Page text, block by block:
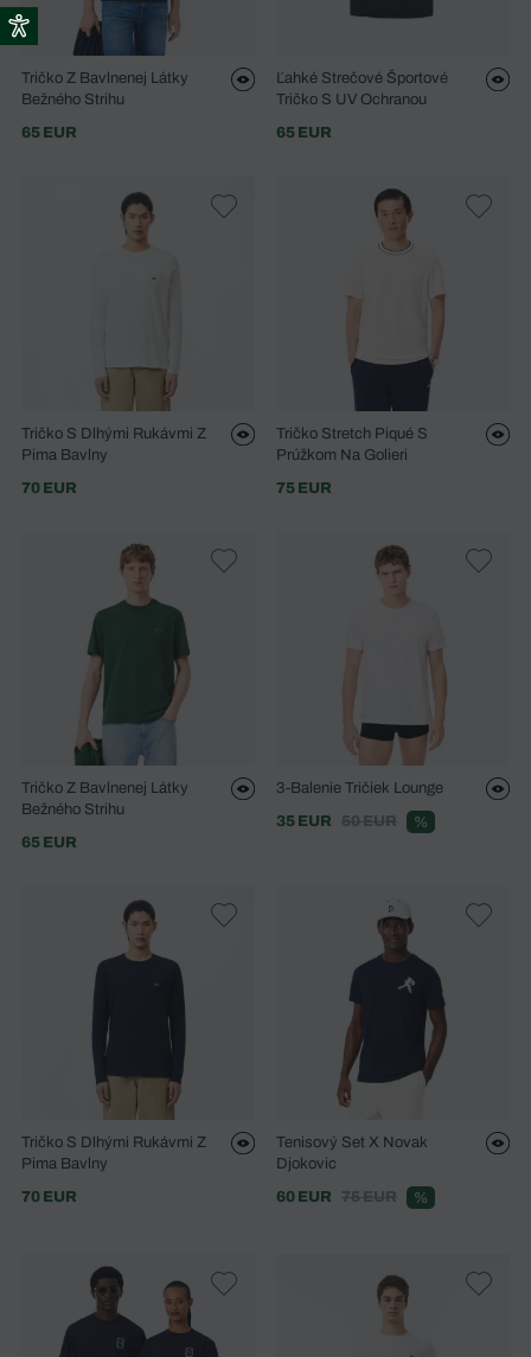
Tričko Z Bavlnenej Látky
Bežného Strihu
65 EUR
Ľahké Strečové Športové
Tričko S UV Ochranou
65 EUR
Tričko S Dlhými Rukávmi Z
Pima Bavlny
70 EUR
Tričko Stretch Piqué S
Prúžkom Na Golieri
75 EUR
Tričko Z Bavlnenej Látky
Bežného Strihu
65 EUR
3-Balenie Tričiek Lounge
35 EUR
50 EUR %
Tričko S Dlhými Rukávmi Z
Pima Bavlny
70 EUR
Tenisový Set X Novak
Djokovic
60 EUR
75 EUR %